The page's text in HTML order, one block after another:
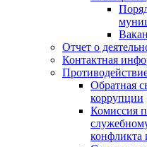
Отчет о
Контактная
Обратная
коррупции
Комиссия
конфликта